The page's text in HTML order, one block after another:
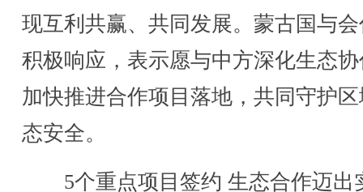
现互利共赢、共同发展。蒙古国与
积极响应，表示愿与中方深化生态
加快推进合作项目落地，共同守护
态安全。
5个重点项目签约 生态合作迈出